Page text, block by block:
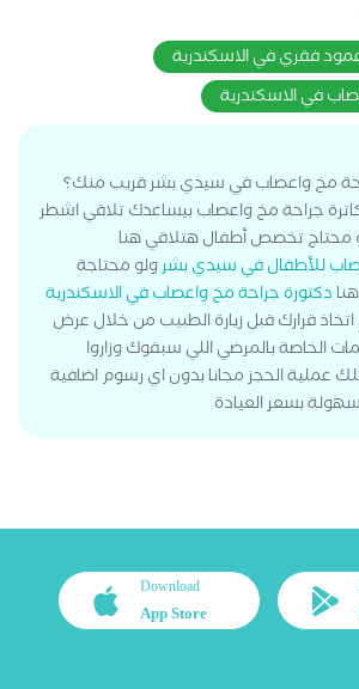
فقري في الاسكندرية
في الاسكندرية
مخ واعصاب في سيدي بشر قريب منك؟
جراحة مخ واعصاب بيساعدك تلاقي اشطر
محتاج تخصص أطفال هتلاقي هنا
للأطفال في سيدي بشرولو محتاجة
دكتورة جراحة مخ واعصاب في الاسكندرية
قرارك قبل زيارة الطبيب من خلال عرض
الخاصة بالمرضي اللي سبقوك وزاروا
عملية الحجز مجانا بدون اي رسوم اضافية
بسعر العيادة
Download
App Store